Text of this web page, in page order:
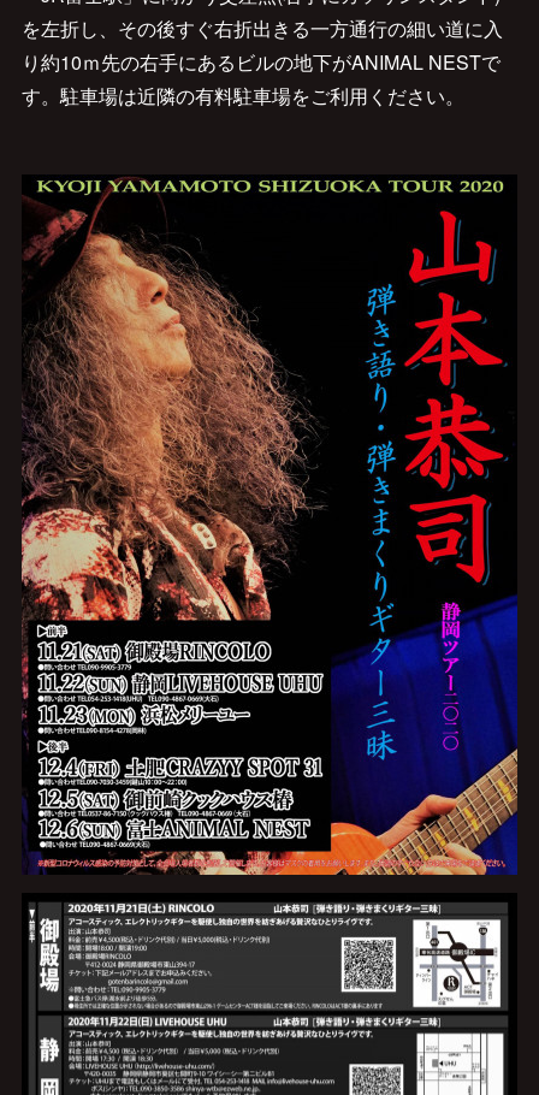
を左折し、その後すぐ右折出きる一方通行の細い道に入
り約10ｍ先の右手にあるビルの地下がANIMAL NESTで
す。駐車場は近隣の有料駐車場をご利用ください。